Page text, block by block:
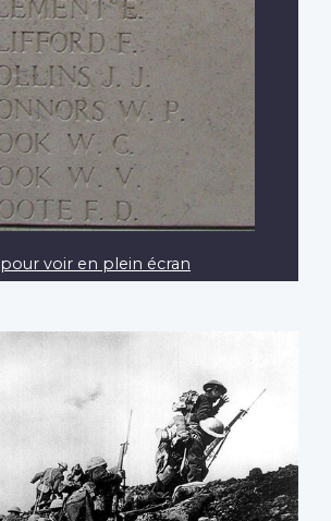
pour voir en plein écran